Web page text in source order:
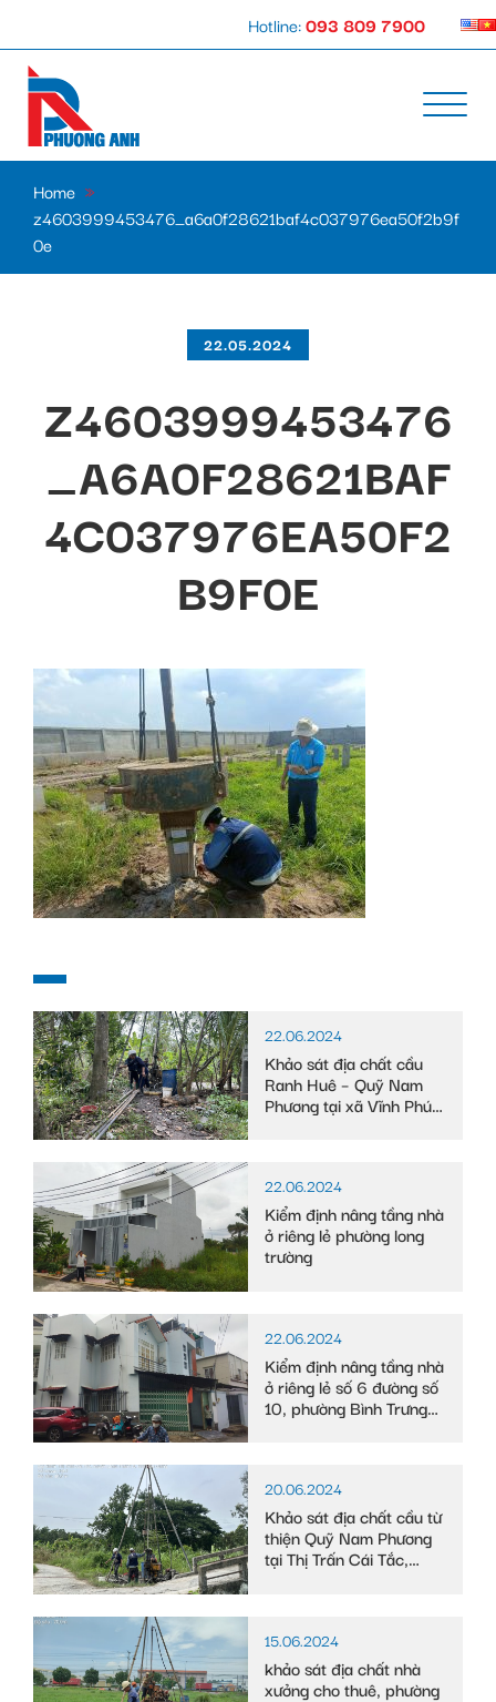
Hotline:093 809 7900
Home »
z4603999453476_a6a0f28621baf4c037976ea50f2b9f
0e
22.05.2024
Z4603999453476
_A6A0F28621BAF
4C037976EA50F2
B9F0E
22.06.2024
Khảo sát địa chất cầu
Ranh Huê – Quỹ Nam
Phương tại xã Vĩnh Phú
22.06.2024
Kiểm định nâng tầng nhà
ở riêng lẻ phường long
trường
22.06.2024
Kiểm định nâng tầng nhà
ở riêng lẻ số 6 đường số
10, phường Bình Trưng
20.06.2024
Khảo sát địa chất cầu từ
thiện Quỹ Nam Phương
tại Thị Trấn Cái Tắc,
15.06.2024
khảo sát địa chất nhà
xưởng cho thuê, phường